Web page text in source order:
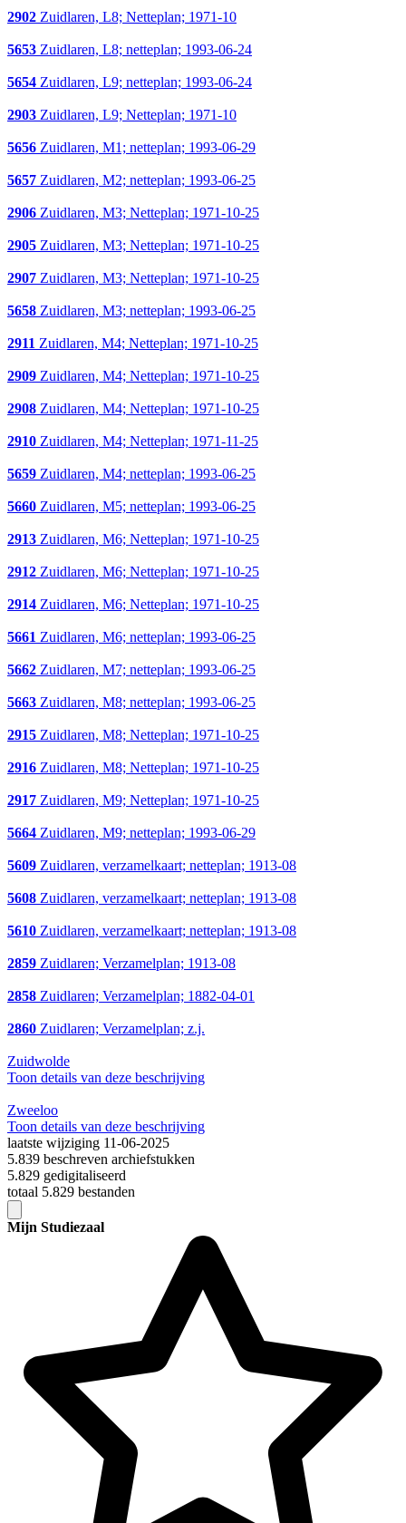
2902 Zuidlaren, L8; Netteplan; 1971-10
5653 Zuidlaren, L8; netteplan; 1993-06-24
5654 Zuidlaren, L9; netteplan; 1993-06-24
2903 Zuidlaren, L9; Netteplan; 1971-10
5656 Zuidlaren, M1; netteplan; 1993-06-29
5657 Zuidlaren, M2; netteplan; 1993-06-25
2906 Zuidlaren, M3; Netteplan; 1971-10-25
2905 Zuidlaren, M3; Netteplan; 1971-10-25
2907 Zuidlaren, M3; Netteplan; 1971-10-25
5658 Zuidlaren, M3; netteplan; 1993-06-25
2911 Zuidlaren, M4; Netteplan; 1971-10-25
2909 Zuidlaren, M4; Netteplan; 1971-10-25
2908 Zuidlaren, M4; Netteplan; 1971-10-25
2910 Zuidlaren, M4; Netteplan; 1971-11-25
5659 Zuidlaren, M4; netteplan; 1993-06-25
5660 Zuidlaren, M5; netteplan; 1993-06-25
2913 Zuidlaren, M6; Netteplan; 1971-10-25
2912 Zuidlaren, M6; Netteplan; 1971-10-25
2914 Zuidlaren, M6; Netteplan; 1971-10-25
5661 Zuidlaren, M6; netteplan; 1993-06-25
5662 Zuidlaren, M7; netteplan; 1993-06-25
5663 Zuidlaren, M8; netteplan; 1993-06-25
2915 Zuidlaren, M8; Netteplan; 1971-10-25
2916 Zuidlaren, M8; Netteplan; 1971-10-25
2917 Zuidlaren, M9; Netteplan; 1971-10-25
5664 Zuidlaren, M9; netteplan; 1993-06-29
5609 Zuidlaren, verzamelkaart; netteplan; 1913-08
5608 Zuidlaren, verzamelkaart; netteplan; 1913-08
5610 Zuidlaren, verzamelkaart; netteplan; 1913-08
2859 Zuidlaren; Verzamelplan; 1913-08
2858 Zuidlaren; Verzamelplan; 1882-04-01
2860 Zuidlaren; Verzamelplan; z.j.
Zuidwolde
Toon details van deze beschrijving
Zweeloo
Toon details van deze beschrijving
laatste wijziging 11-06-2025
5.839 beschreven archiefstukken
5.829 gedigitaliseerd
totaal 5.829 bestanden
Mijn Studiezaal